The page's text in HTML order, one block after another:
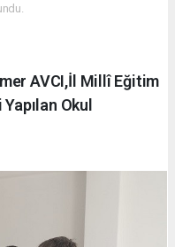
AVCI,İl Millî Eğitim
Okul